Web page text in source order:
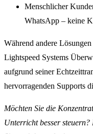
Menschlicher
WhatsApp – keine
Während andere
Lightspeed Systems
aufgrund seiner
hervorragenden Supports
Möchten Sie die
Unterricht besser steuern?